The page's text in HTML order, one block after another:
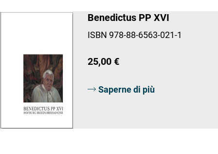
Benedictus PP XVI
ISBN 978-88-6563-021-1
25,00 €
Saperne di più